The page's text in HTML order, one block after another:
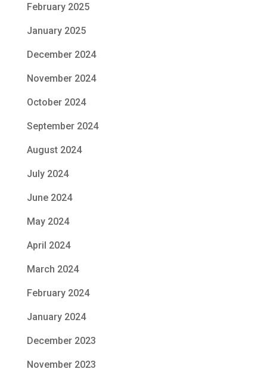
February 2025
January 2025
December 2024
November 2024
October 2024
September 2024
August 2024
July 2024
June 2024
May 2024
April 2024
March 2024
February 2024
January 2024
December 2023
November 2023